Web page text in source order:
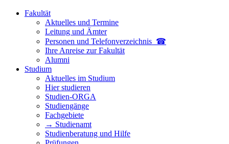
Fakultät
Aktuelles und Termine
Leitung und Ämter
Personen und Telefon­verzeichnis ☎
Ihre Anreise zur Fakultät
Alumni
Studium
Aktuelles im Studium
Hier studieren
Studien-ORGA
Studiengänge
Fachgebiete
→ Studienamt
Studienberatung und Hilfe